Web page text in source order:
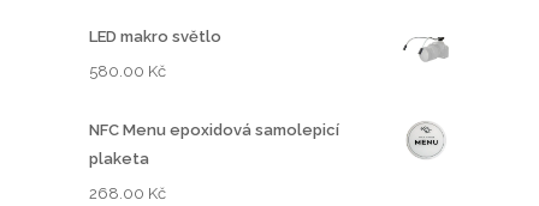
LED makro světlo
580.00 Kč
NFC Menu epoxidová samolepicí
plaketa
268.00 Kč